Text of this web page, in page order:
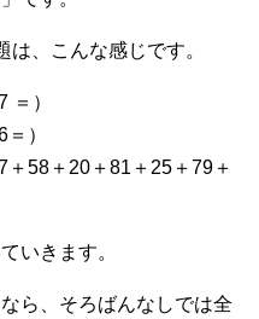
、こんな感じです。
＝）
）
58＋20＋81＋25＋79＋
いきます。
ら、そろばんなしでは全